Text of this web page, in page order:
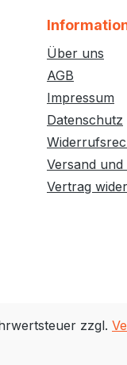
Über uns
AGB
Impressum
Datenschutz
Versand
Vertrag
zzgl.